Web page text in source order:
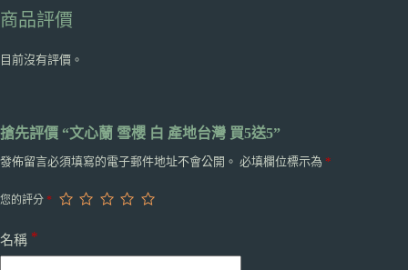
商品評價
目前沒有評價。
搶先評價 “文心蘭 雪櫻 白 產地台灣 買5送5”
發佈留言必須填寫的電子郵件地址不會公開。 必填欄位標示為 *
您的評分 *
名稱 *